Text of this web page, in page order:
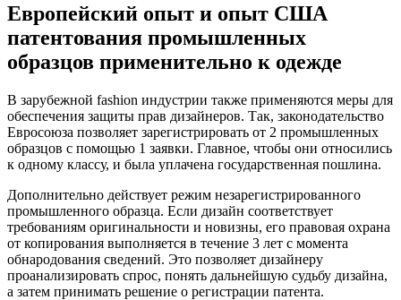
Европейский опыт и опыт США
патентования промышленных
образцов применительно к одежде
В зарубежной fashion индустрии также применяются меры для
обеспечения защиты прав дизайнеров. Так, законодательство
Евросоюза позволяет зарегистрировать от 2 промышленных
образцов с помощью 1 заявки. Главное, чтобы они относились
к одному классу, и была уплачена государственная пошлина.
Дополнительно действует режим незарегистрированного
промышленного образца. Если дизайн соответствует
требованиям оригинальности и новизны, его правовая охрана
от копирования выполняется в течение 3 лет с момента
обнародования сведений. Это позволяет дизайнеру
проанализировать спрос, понять дальнейшую судьбу дизайна,
а затем принимать решение о регистрации патента.